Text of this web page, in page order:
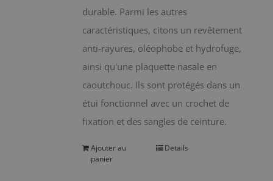
durable. Parmi les autres
caractéristiques, citons un revêtement
anti-rayures, oléophobe et hydrofuge,
ainsi qu'une plaquette nasale en
caoutchouc. Ils sont protégés dans un
étui fonctionnel avec un crochet de
fixation et des sangles de ceinture.
Ajouter au
panier
Details